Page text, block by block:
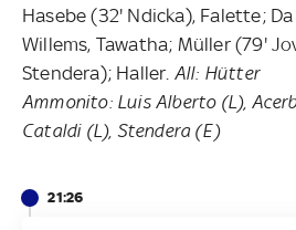
Hasebe (32' Ndicka), Falette;
Willems, Tawatha; Müller (79'
Stendera); Haller. All: Hütter
Ammonito: Luis Alberto (L),
Cataldi (L), Stendera (E)
21:26